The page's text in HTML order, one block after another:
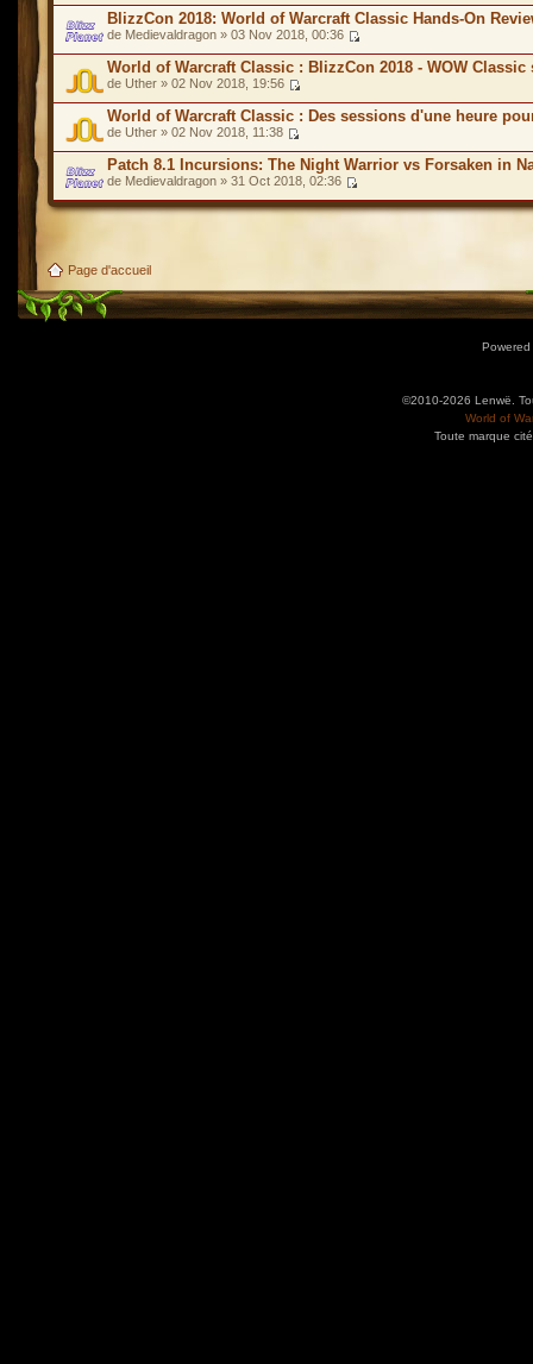
BlizzCon 2018: World of Warcraft Classic Hands-On
de Medievaldragon » 03 Nov 2018, 00:36
World of Warcraft Classic : BlizzCon 2018 - WOW Classic
de Uther » 02 Nov 2018, 19:56
World of Warcraft Classic : Des sessions d'une heure
de Uther » 02 Nov 2018, 11:38
Patch 8.1 Incursions: The Night Warrior vs Forsaken in
de Medievaldragon » 31 Oct 2018, 02:36
Page d'accueil
©2010-2026 Lenwë.
World of
Toute marque